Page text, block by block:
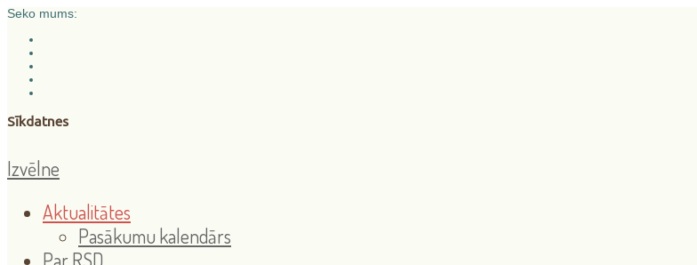
Seko mums:
Sīkdatnes
Izvēlne
Aktualitātes
Pasākumu kalendārs
Par RSD